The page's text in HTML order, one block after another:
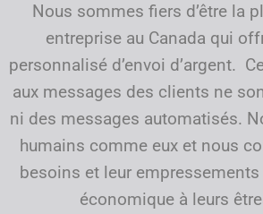
Nous sommes fiers d’être la
entreprise au Canada qui
personnalisé d’envoi d’argent.
aux messages des clients ne
ni des messages automatisés.
humains comme eux et nous
besoins et leur empressements
économique à leurs